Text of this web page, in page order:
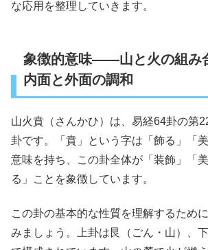
な応用を整理していきます。
象徴的意味――山と火の組み
内面と外面の調和
山火賁（さんかひ）は、易経64卦の第
卦です。「賁」という字は「飾る」「
意味を持ち、この卦全体が「装飾」「
る」ことを象徴しています。
この卦の基本的な性質を理解するため
みましょう。上卦は艮（ごん・山）、